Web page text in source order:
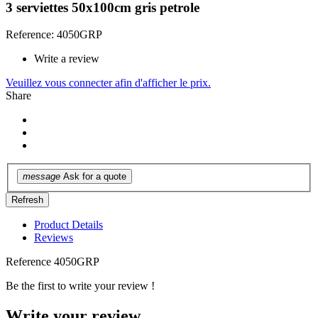
3 serviettes 50x100cm gris petrole
Reference: 4050GRP
Write a review
Veuillez vous connecter afin d'afficher le prix.
Share
message Ask for a quote
Product Details
Reviews
Reference 4050GRP
Be the first to write your review !